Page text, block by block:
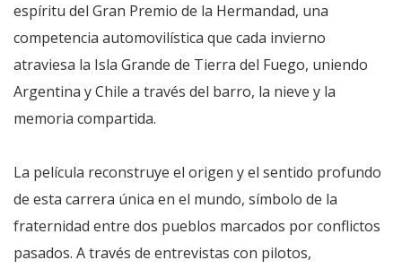
espíritu del Gran Premio de la Hermandad, una
competencia automovilística que cada invierno
atraviesa la Isla Grande de Tierra del Fuego, uniendo
Argentina y Chile a través del barro, la nieve y la
memoria compartida.
La película reconstruye el origen y el sentido profundo
de esta carrera única en el mundo, símbolo de la
fraternidad entre dos pueblos marcados por conflictos
pasados. A través de entrevistas con pilotos,